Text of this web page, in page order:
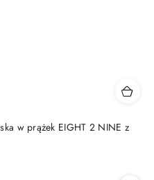
w prążek EIGHT 2 NINE z